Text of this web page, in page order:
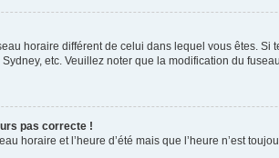
horaire différent de celui dans lequel vous êtes.
etc. Veuillez noter que la modification du
pas correcte !
horaire et l’heure d’été mais que l’heure n’est